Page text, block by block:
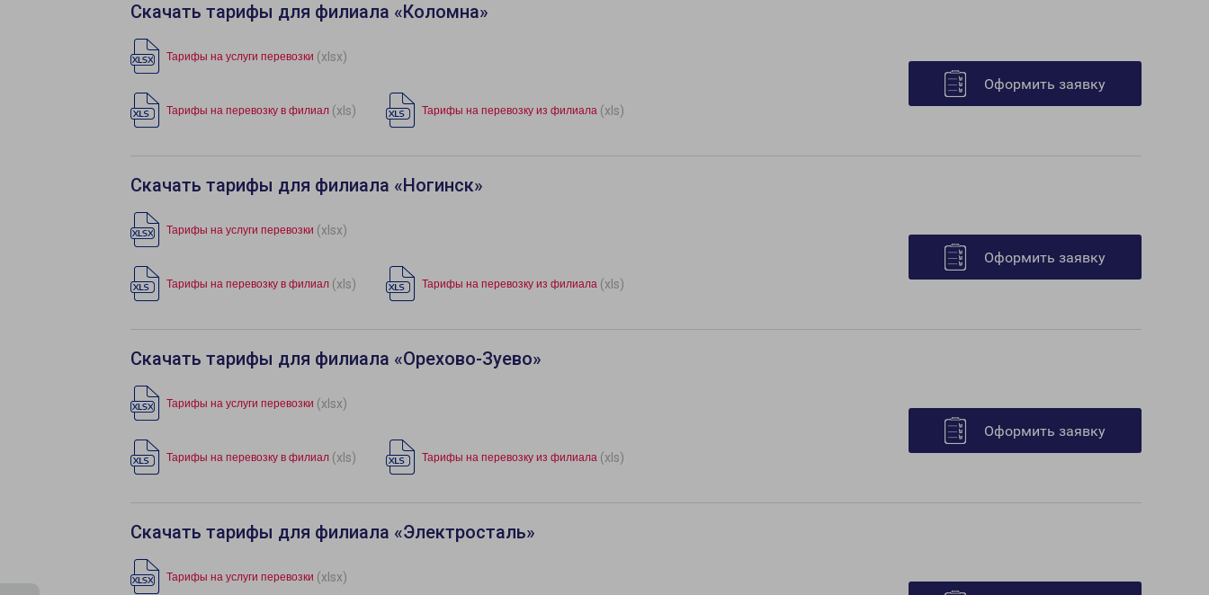
Скачать тарифы для филиала «Коломна»
Тарифы на услуги перевозки (xlsx)
Тарифы на перевозку в филиал (xls) Тарифы на перевозку из филиала (xls)
Оформить заявку
Скачать тарифы для филиала «Ногинск»
Тарифы на услуги перевозки (xlsx)
Тарифы на перевозку в филиал (xls) Тарифы на перевозку из филиала (xls)
Оформить заявку
Скачать тарифы для филиала «Орехово-Зуево»
Тарифы на услуги перевозки (xlsx)
Тарифы на перевозку в филиал (xls) Тарифы на перевозку из филиала (xls)
Оформить заявку
Скачать тарифы для филиала «Электросталь»
Тарифы на услуги перевозки (xlsx)